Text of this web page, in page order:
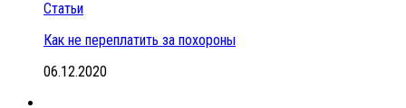
Статьи
Как не переплатить за похороны
06.12.2020